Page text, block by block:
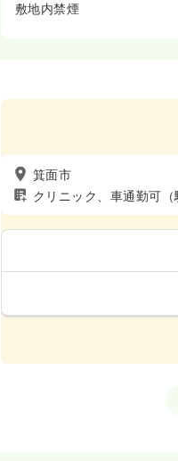
敷地内禁煙
箕面市
クリニック、車通勤可（